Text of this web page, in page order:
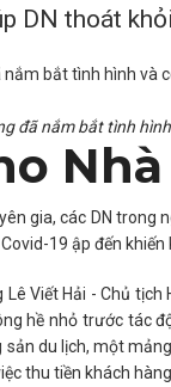
DN thoát
đã nắm bắt tình
gia, các DN
19 ập đến
Viết Hải - Chủ
hề nhỏ trước tác
du lịch, một
thu tiền khách